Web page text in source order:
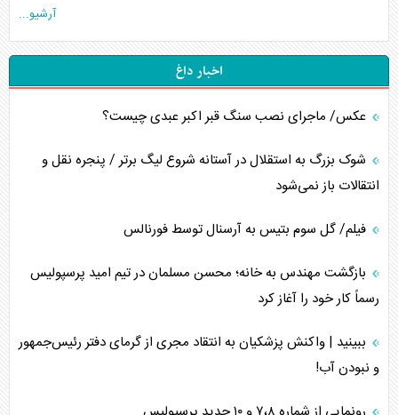
آرشیو...
اخبار داغ
عکس/ ماجرای نصب سنگ قبر اکبر عبدی چیست؟
شوک بزرگ به استقلال در آستانه شروع لیگ برتر / پنجره نقل و
انتقالات باز نمی‌شود
فیلم/ گل سوم بتیس به آرسنال توسط فورنالس
بازگشت مهندس به خانه؛ محسن مسلمان در تیم امید پرسپولیس
رسماً کار خود را آغاز کرد
ببینید | واکنش پزشکیان به انتقاد مجری از گرمای دفتر رئیس‌جمهور
و نبودن آب!